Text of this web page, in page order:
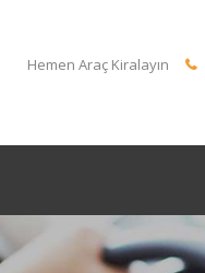
Hemen Araç Kiralayın